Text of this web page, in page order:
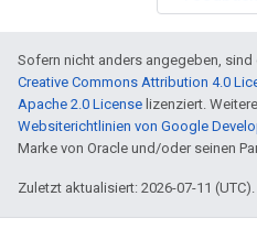
Sofern nicht anders angegeben,
Creative Commons Attribution 4.0
Apache 2.0 License lizenziert.
Websiterichtlinien von Google
Marke von Oracle und/oder seinen
Zuletzt aktualisiert: 2026-07-11 (UTC).